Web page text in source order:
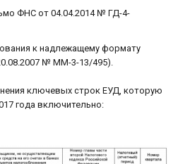
ФНС от 04.04.2014 № ГД-4-
к надлежащему формату
№ ММ-3-13/495).
ключевых строк ЕУД, которую
года включительно: